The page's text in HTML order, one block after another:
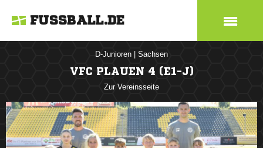
FUSSBALL.DE
D-Junioren Sachsen
VFC PLAUEN 4 (E1-J)
Zur Vereinsseite